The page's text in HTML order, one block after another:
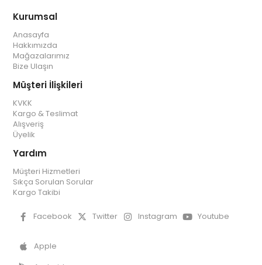
Kurumsal
Anasayfa
Hakkımızda
Mağazalarımız
Bize Ulaşın
Müşteri İlişkileri
KVKK
Kargo & Teslimat
Alışveriş
Üyelik
Yardım
Müşteri Hizmetleri
Sıkça Sorulan Sorular
Kargo Takibi
Facebook Twitter Instagram Youtube
Apple